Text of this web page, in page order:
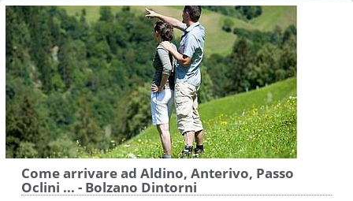
Come arrivare ad Aldino, Anterivo, Passo
Oclini ... - Bolzano Dintorni